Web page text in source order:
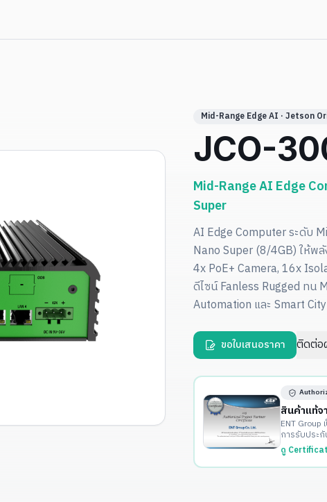
Mid-Range Edge AI · Jetson
JCO-
Mid-Range AI Edge
Super
AI Edge Computer ระดับ
Nano Super (8/4GB) ให้พ
4x PoE+ Camera, 16x
ดีไซน์ Fanless Rugged ทน
Automation และ Smart
ขอใบเสนอราคา ติดต่อ
สินค้าแท้จ
ENT Group
การรับประ
ดู